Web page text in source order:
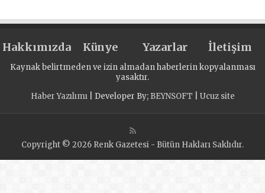
Bahçeli iftarda bir
Hakkımızda Künye Yazarlar İletişim
Kaynak belirtmeden ve izin almadan haberlerin kopyalanması
yasaktır.
Haber Yazılımı| Developer By; BEYNSOFT Ucuz site
Copyright © 2026 Renk Gazetesi - Bütün Hakları Saklıdır.